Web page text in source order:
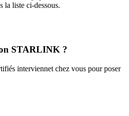
la liste ci-dessous.
STARLINK ?
interviennet chez vous pour poser